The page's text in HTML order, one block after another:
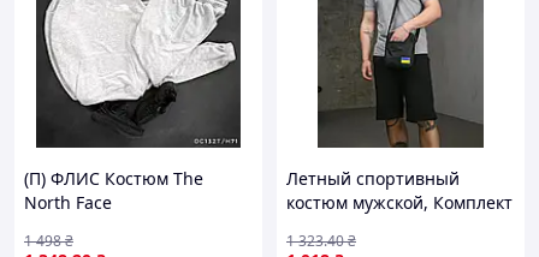
(П) ФЛИС Костюм The
North Face
1 498₴
Летный спортивный
костюм мужской, Комплект
футболка с флагом на
1 323.40₴